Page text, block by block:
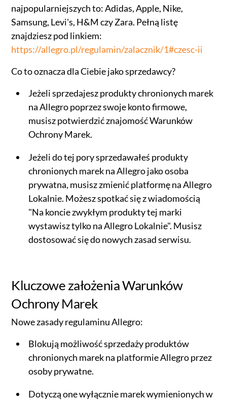
najpopularniejszych to: Adidas, Apple, Nike,
Samsung, Levi's, H&M czy Zara. Pełną listę
znajdziesz pod linkiem:
https://allegro.pl/regulamin/zalacznik/1#czesc-ii
Co to oznacza dla Ciebie jako sprzedawcy?
Jeżeli sprzedajesz produkty chronionych marek
na Allegro poprzez swoje konto firmowe,
musisz potwierdzić znajomość Warunków
Ochrony Marek.
Jeżeli do tej pory sprzedawałeś produkty
chronionych marek na Allegro jako osoba
prywatna, musisz zmienić platformę na Allegro
Lokalnie. Możesz spotkać się z wiadomością
"Na koncie zwykłym produkty tej marki
wystawisz tylko na Allegro Lokalnie". Musisz
dostosować się do nowych zasad serwisu.
Kluczowe założenia Warunków
Ochrony Marek
Nowe zasady regulaminu Allegro:
Blokują możliwość sprzedaży produktów
chronionych marek na platformie Allegro przez
osoby prywatne.
Dotyczą one wyłącznie marek wymienionych w